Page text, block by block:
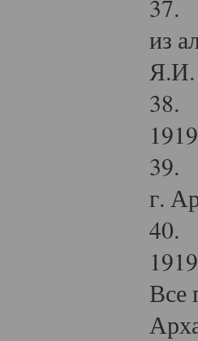
37.
из
Я.И.
38.
39.
г.
40.
Все